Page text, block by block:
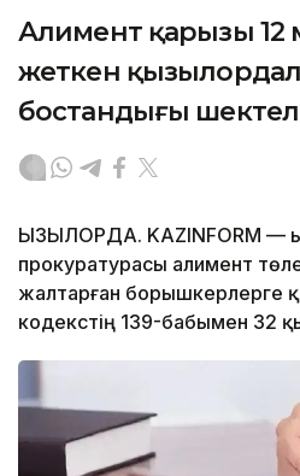
Алимент қарызы 12
жеткен
бостандығы
ҚЫЗЫЛОРДА. KAZINFORM —
прокуратурасы алимент
жалтарған борышкерлерге
кодекстің 139-бабымен 32